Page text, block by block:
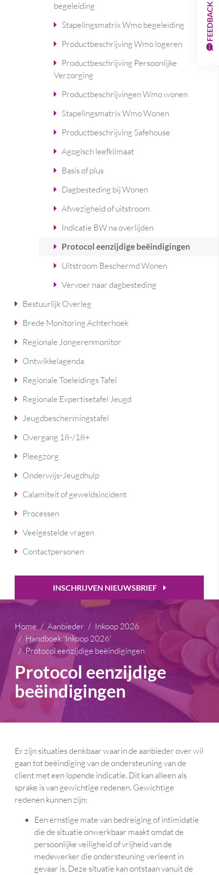
begeleiding
Stapelingsmatrix Wmo begeleiding
Productbeschrijving Wmo logeren
Productbeschrijving Persoonlijke
Verzorging
Productbeschrijvingen Wmo wonen
Stapelingsmatrix Wmo Wonen
Productbeschrijving Safehouse
Agogisch leefklimaat
Basis of plus
Dagbesteding bij Wonen
Afwezigheid of uitstroom
Indicatie BW na overlijden
Protocol eenzijdige beëindigingen
Uitstroom Beschermd Wonen
Vervoer naar dagbesteding
Bestuurlijk Overleg
Brede Monitoring Achterhoek
Regionale Jongerenmonitor
Ontwikkelagenda
Regionale Toeleidings Tafel
Regionale Expertisetafel Jeugd
Jeugdbeschermingstafel
Overgang 18-/18+
Pleegzorg
Onderwijs-Jeugdhulp
Calamiteit of geweldsincident
Processen
Veelgestelde vragen
Contactpersonen
INSCHRIJVEN NIEUWSBRIEF
Home Aanbieder
Inkoop 2026
Handboek 'Inkoop 2026'
Protocol eenzijdige beëindigingen
Protocol eenzijdige
beëindigingen
Er zijn situaties denkbaar waarin de aanbieder over wil
gaan tot beëindiging van de ondersteuning van de
client met een lopende indicatie. Dit kan alleen als
sprake is van gewichtige redenen. Gewichtige
redenen kunnen zijn:
Een ernstige mate van bedreiging of intimidatie
die de situatie onwerkbaar maakt omdat de
persoonlijke veiligheid of vrijheid van de
medewerker die ondersteuning verleent in
gevaar is. Deze situatie kan ontstaan vanuit de
FEEDBACK